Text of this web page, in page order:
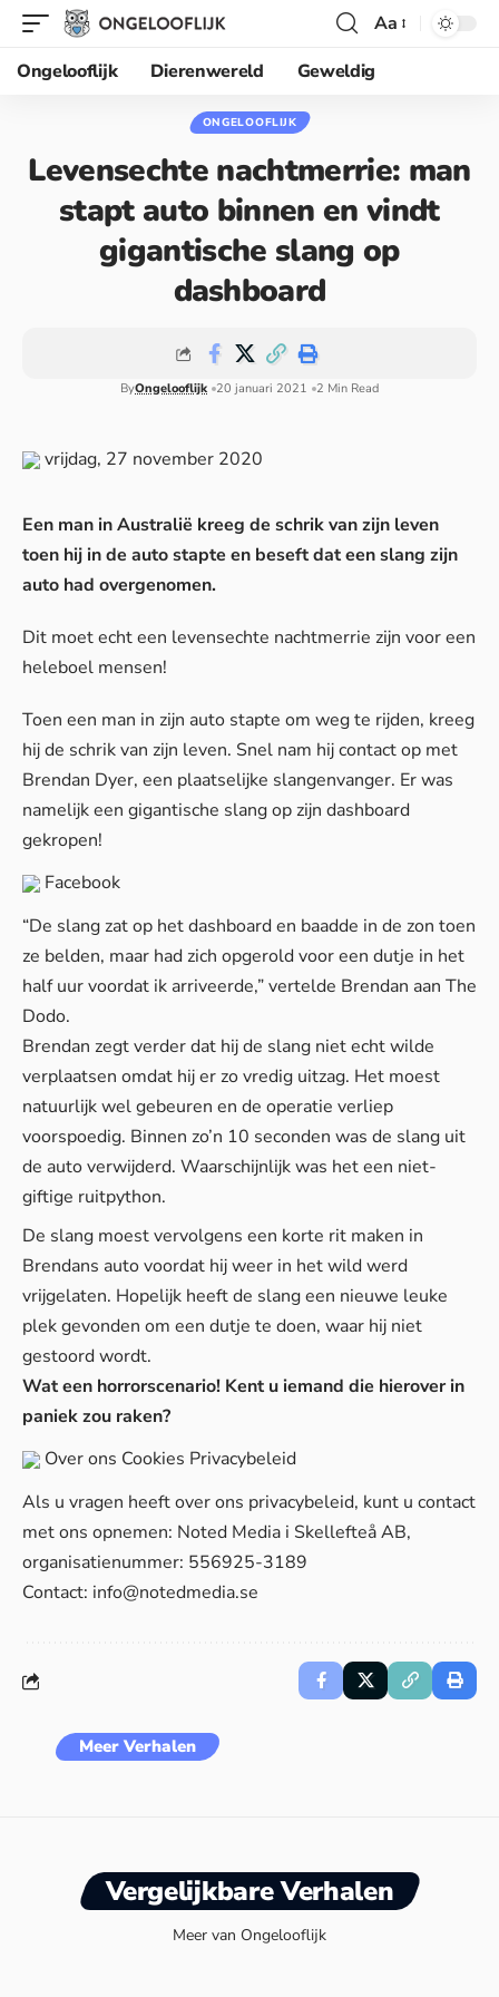
Aa
Ongelooflijk
Dierenwereld Geweldig
ONGELOOFLIJK
Levensechte nachtmerrie: man
stapt auto binnen en vindt
gigantische slang op
dashboard
ByOngelooflijk 20 januari 2021 2 Min Read
vrijdag, 27 november 2020
Een man in Australië kreeg de schrik van zijn leven
toen hij in de auto stapte en beseft dat een slang zijn
auto had overgenomen.
Dit moet echt een levensechte nachtmerrie zijn voor een
heleboel mensen!
Toen een man in zijn auto stapte om weg te rijden, kreeg
hij de schrik van zijn leven. Snel nam hij contact op met
Brendan Dyer, een plaatselijke slangenvanger. Er was
namelijk een gigantische slang op zijn dashboard
gekropen!
Facebook
“De slang zat op het dashboard en baadde in de zon toen
ze belden, maar had zich opgerold voor een dutje in het
half uur voordat ik arriveerde,” vertelde Brendan aan The
Dodo.
Brendan zegt verder dat hij de slang niet echt wilde
verplaatsen omdat hij er zo vredig uitzag. Het moest
natuurlijk wel gebeuren en de operatie verliep
voorspoedig. Binnen zo’n 10 seconden was de slang uit
de auto verwijderd. Waarschijnlijk was het een niet-
giftige ruitpython.
De slang moest vervolgens een korte rit maken in
Brendans auto voordat hij weer in het wild werd
vrijgelaten. Hopelijk heeft de slang een nieuwe leuke
plek gevonden om een dutje te doen, waar hij niet
gestoord wordt.
Wat een horrorscenario! Kent u iemand die hierover in
paniek zou raken?
Over ons Cookies Privacybeleid
Als u vragen heeft over ons privacybeleid, kunt u contact
met ons opnemen: Noted Media i Skellefteå AB,
organisatienummer: 556925-3189
Contact: info@notedmedia.se
Meer Verhalen
Vergelijkbare Verhalen
Meer van Ongelooflijk